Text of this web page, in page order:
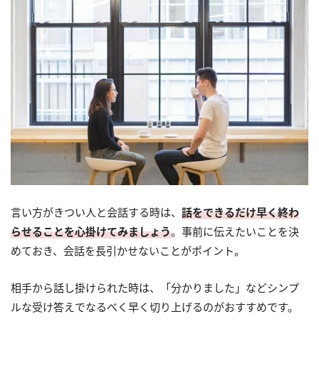
言い方がきつい人と会話する時は、 話をできるだけ早く終わ
らせることを心掛けてみましょう。事前に伝えたいことを決
めておき、会話を長引かせないことがポイント。
相手から話し掛けられた時は、「分かりました」などシンプ
ルな受け答えでなるべく早く切り上げるのがおすすめです。